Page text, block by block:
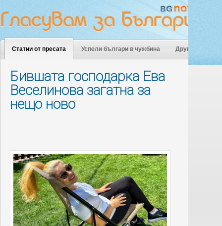
Статии от пресата Успели българи в чужбина Други
Бившата господарка Ева
Веселинова загатна за
нещо ново